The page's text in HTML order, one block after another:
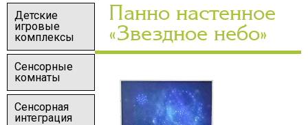
Детские
игровые
комплексы
Сенсорные
комнаты
Сенсорная
интеграция
Панно настенное
«Звездное небо»